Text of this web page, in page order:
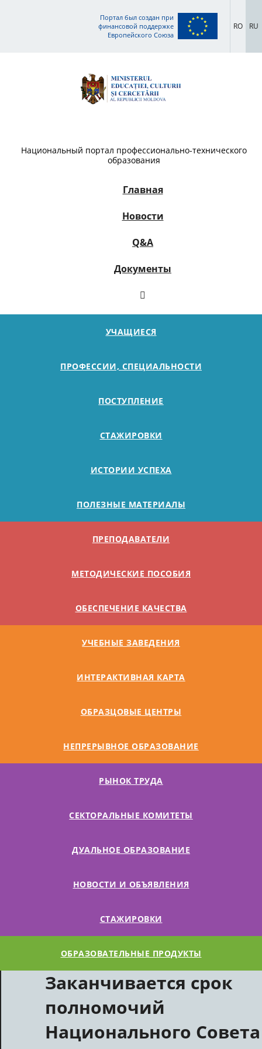
Портал был создан при
финансовой поддержке
Европейского Союза
RO RU
Национальный портал профессионально-технического
образования
Главная
Новости
Q&A
Документы
УЧАЩИЕСЯ
ПРОФЕССИИ, СПЕЦИАЛЬНОСТИ
ПОСТУПЛЕНИЕ
СТАЖИРОВКИ
ИСТОРИИ УСПЕХА
ПОЛЕЗНЫЕ МАТЕРИАЛЫ
ПРЕПОДАВАТЕЛИ
МЕТОДИЧЕСКИЕ ПОСОБИЯ
ОБЕСПЕЧЕНИЕ КАЧЕСТВА
УЧЕБНЫЕ ЗАВЕДЕНИЯ
ИНТЕРАКТИВНАЯ КАРТА
ОБРАЗЦОВЫЕ ЦЕНТРЫ
НЕПРЕРЫВНОЕ ОБРАЗОВАНИЕ
РЫНОК ТРУДА
СЕКТОРАЛЬНЫЕ КОМИТЕТЫ
ДУАЛЬНОЕ ОБРАЗОВАНИЕ
НОВОСТИ И ОБЪЯВЛЕНИЯ
СТАЖИРОВКИ
ОБРАЗОВАТЕЛЬНЫЕ ПРОДУКТЫ
Заканчивается срок
полномочий
Национального Совета